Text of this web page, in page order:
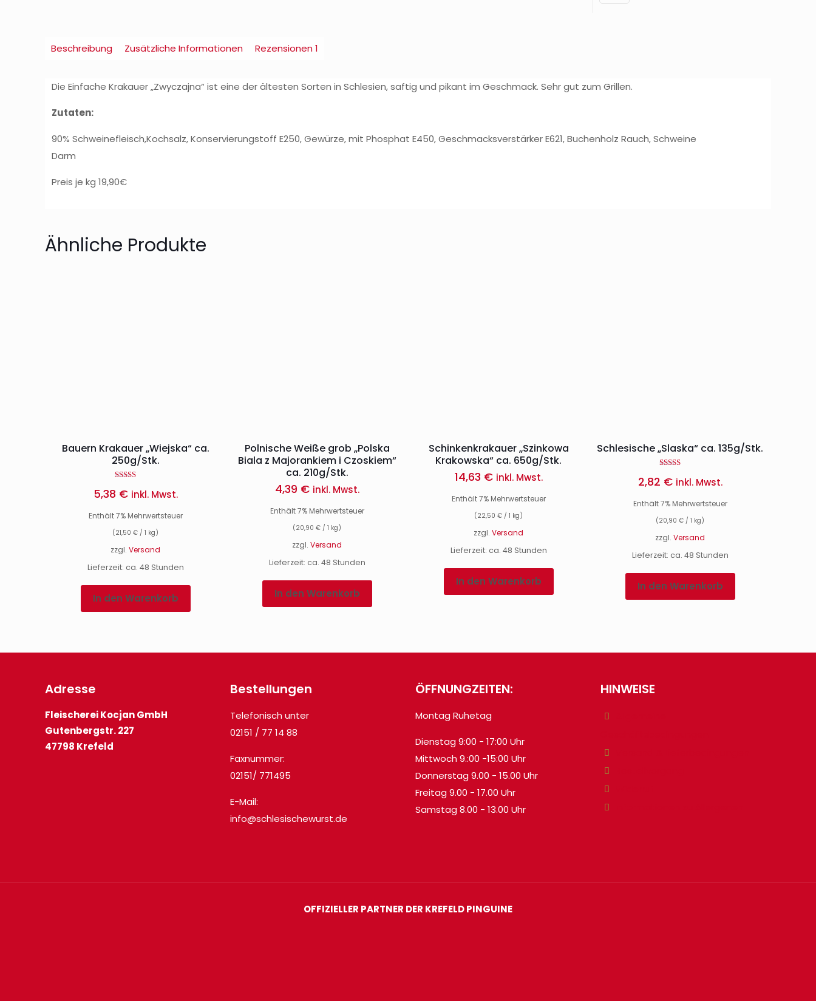
Beschreibung Zusätzliche Informationen Rezensionen1
Die Einfache Krakauer „Zwyczajna“ ist eine der ältesten Sorten in Schlesien, saftig und pikant im Geschmack. Sehr gut zum Grillen.
Zutaten:
90% Schweinefleisch,Kochsalz, Konservierungstoff E250, Gewürze, mit Phosphat E450, Geschmacksverstärker E621, Buchenholz Rauch, Schweine
Darm
Preis je kg 19,90€
Ähnliche Produkte
Bauern Krakauer „Wiejska“ ca.
250g/Stk.
5.00
5,38 € inkl. Mwst.
Enthält 7% Mehrwertsteuer
(21,50€ / 1 kg)
zzgl.Versand
Lieferzeit: ca. 48 Stunden
In den Warenkorb
Polnische Weiße grob „Polska
Biala z Majorankiem i Czoskiem“
ca. 210g/Stk.
4,39 € inkl. Mwst.
Enthält 7% Mehrwertsteuer
(20,90€ / 1 kg)
zzgl.Versand
Lieferzeit: ca. 48 Stunden
In den Warenkorb
Schinkenkrakauer „Szinkowa
Krakowska“ ca. 650g/Stk.
14,63 € inkl. Mwst.
Enthält 7% Mehrwertsteuer
(22,50€ / 1 kg)
zzgl.Versand
Lieferzeit: ca. 48 Stunden
In den Warenkorb
Schlesische „Slaska“ ca. 135g/Stk.
5.00
2,82 € inkl. Mwst.
Enthält 7% Mehrwertsteuer
(20,90€ / 1 kg)
zzgl.Versand
Lieferzeit: ca. 48 Stunden
In den Warenkorb
Adresse
Fleischerei Kocjan GmbH
Gutenbergstr. 227
47798 Krefeld
Bestellungen
Telefonisch unter
02151 / 77 14 88
Faxnummer:
02151/ 771495
E-Mail:
info@schlesischewurst.de
ÖFFNUNGZEITEN:
Montag Ruhetag
Dienstag 9:00 - 17:00 Uhr
Mittwoch 9.:00 -15:00 Uhr
Donnerstag 9.00 - 15.00 Uhr
Freitag 9.00 - 17.00 Uhr
Samstag 8.00 - 13.00 Uhr
HINWEISE
OFFIZIELLER PARTNER DER KREFELD PINGUINE